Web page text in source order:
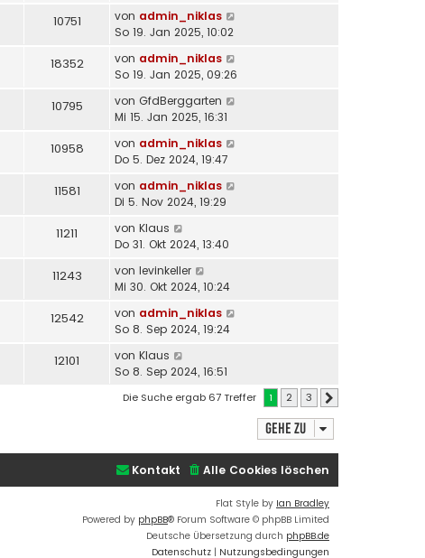
10751 von admin_niklas
So 19. Jan 2025, 10:02
18352 von admin_niklas
So 19. Jan 2025, 09:26
10795 von GfdBerggarten
Mi 15. Jan 2025, 16:31
10958 von admin_niklas
Do 5. Dez 2024, 19:47
11581 von admin_niklas
Di 5. Nov 2024, 19:29
11211 von Klaus
Do 31. Okt 2024, 13:40
11243 von levinkeller
Mi 30. Okt 2024, 10:24
12542 von admin_niklas
So 8. Sep 2024, 19:24
12101 von Klaus
So 8. Sep 2024, 16:51
Die Suche ergab 67 Treffer 1 2 3
Gehe zu
Alle Cookies löschen
Kontakt
Flat Style by Ian Bradley
Powered by phpBB® Forum Software © phpBB Limited
Deutsche Übersetzung durch phpBB.de
Datenschutz | Nutzungsbedingungen